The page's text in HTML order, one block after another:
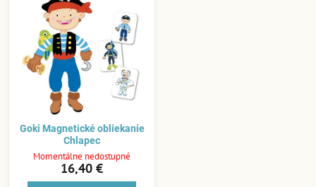
Goki Magnetické obliekanie
Chlapec
Momentálne nedostupné
16,40 €